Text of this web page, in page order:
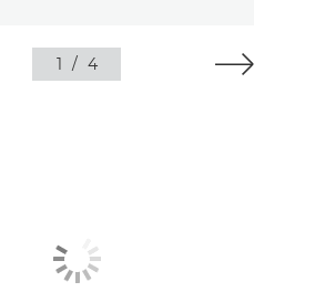
1 / 4